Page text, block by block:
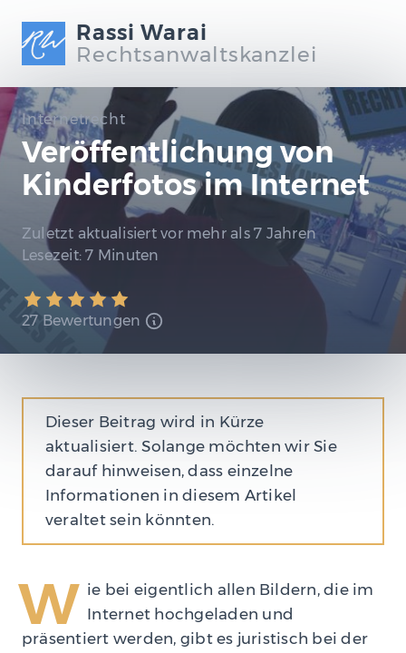
Rassi Warai
Rechtsanwaltskanzlei
Internetrecht
Veröffentlichung von
Kinderfotos im Internet
Zuletzt aktualisiertvor mehr als 7 Jahren
Lesezeit:7 Minuten
27 Bewertungen
Dieser Beitrag wird in Kürze
aktualisiert. Solange möchten wir Sie
darauf hinweisen, dass einzelne
Informationen in diesem Artikel
veraltet sein könnten.
W ie bei eigentlich allen Bildern, die im
Internet hochgeladen und
präsentiert werden, gibt es juristisch bei der